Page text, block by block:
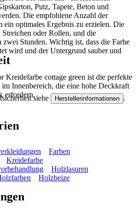
Putz, Tapete, Beton und
Die empfohlene Anzahl der
ein optimales Ergebnis zu erzielen. Die
Streichen oder Rollen, und die
zwei Stunden. Wichtig ist, dass die Farbe
wird und der Untergrund sauber und
Kreidefarbe cottage green ist die perfekte
Innenbereich, die eine hohe Deckkraft
erfordern.siehe Herstellerinformationen .
Farben
Kreidefarbe
Holzlasuren
Holzbeize